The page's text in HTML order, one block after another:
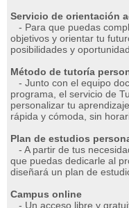
Servicio de orientación
- Para que puedas
objetivos y orientar tu
posibilidades y
Método de tutoría
- Junto con el equipo
programa, el servicio de
personalizar tu
rápida y cómoda, sin
Plan de estudios
- A partir de tus
que puedas dedicarle al
diseñará un plan de
Campus online
- Un acceso libre y